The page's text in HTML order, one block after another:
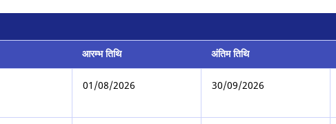
आरम्भ तिथि अंतिम तिथि
01/08/2026 30/09/2026